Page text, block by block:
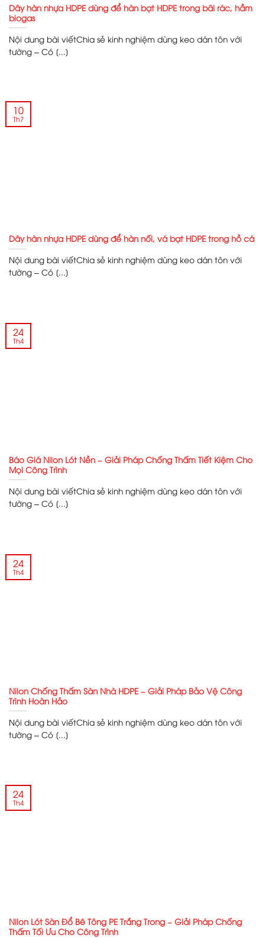
Dây hàn nhựa HDPE dùng để hàn bạt HDPE trong bãi rác, hầm
biogas
Nội dung bài viếtChia sẻ kinh nghiệm dùng keo dán tôn với
tường – Có [...]
Dây hàn nhựa HDPE dùng để hàn nối, vá bạt HDPE trong hồ cá
Nội dung bài viếtChia sẻ kinh nghiệm dùng keo dán tôn với
tường – Có [...]
10
Th7
Báo Giá Nilon Lót Nền – Giải Pháp Chống Thấm Tiết Kiệm Cho
Mọi Công Trình
Nội dung bài viếtChia sẻ kinh nghiệm dùng keo dán tôn với
tường – Có [...]
24
Th4
Nilon Chống Thấm Sàn Nhà HDPE – Giải Pháp Bảo Vệ Công
Trình Hoàn Hảo
Nội dung bài viếtChia sẻ kinh nghiệm dùng keo dán tôn với
tường – Có [...]
24
Th4
Nilon Lót Sàn Đổ Bê Tông PE Trắng Trong – Giải Pháp Chống
Thấm Tối Ưu Cho Công Trình
24
Th4